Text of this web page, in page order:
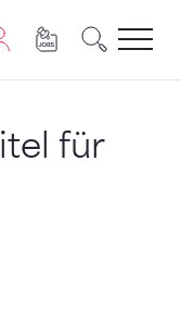
benötigt.
für